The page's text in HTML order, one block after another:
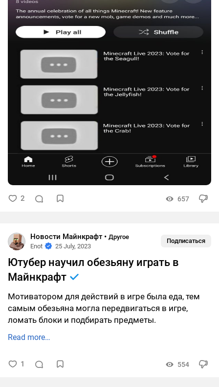
2 657
Новости Майнкрафт• Другое
Enot
25 July, 2023
Подписаться
Ютубер научил обезьяну играть в
Майнкрафт
Мотиватором для действий в игре была еда, тем
самым обезьяна могла передвигаться в игре,
ломать блоки и подбирать предметы.
Read more…
1 554